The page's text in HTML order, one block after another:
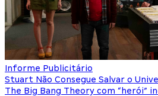
Informe Publicitário
Stuart Não Consegue Salvar o
The Big Bang Theory com “herói”